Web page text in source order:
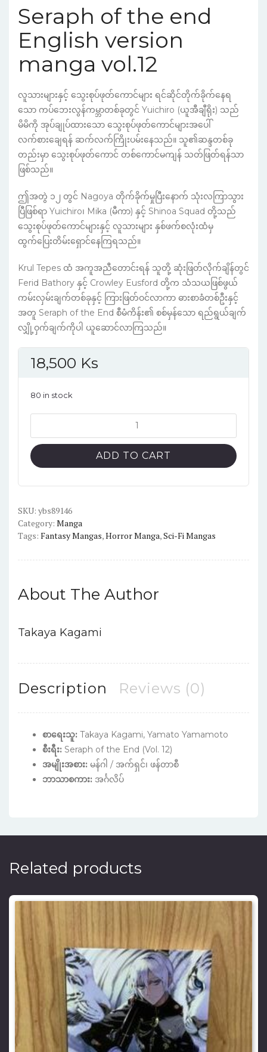
Seraph of the end
English version
manga vol.12
လူသားများနှင့် သွေးစုပ်ဖုတ်ကောင်များ ရင်ဆိုင်တိုက်ခိုက်နေရ
သော ကပ်ဘေးလွန်ကမ္ဘာတစ်ခုတွင် Yuichiro (ယူအီချီရိုး) သည်
မိမိကို အုပ်ချုပ်ထားသော သွေးစုပ်ဖုတ်ကောင်များအပေါ်
လက်စားချေရန် ဆက်လက်ကြိုးပမ်းနေသည်။ သူ၏ဆန္ဒတစ်ခု
တည်းမှာ သွေးစုပ်ဖုတ်ကောင် တစ်ကောင်မကျန် သတ်ဖြတ်ရန်သာ
ဖြစ်သည်။
ဤအတွဲ ၁၂ တွင် Nagoya တိုက်ခိုက်မှုပြီးနောက် သုံးလကြာသွား
ပြီဖြစ်ရာ Yuichiro၊ Mika (မီကာ) နှင့် Shinoa Squad တို့သည်
သွေးစုပ်ဖုတ်ကောင်များနှင့် လူသားများ နှစ်ဖက်စလုံးထံမှ
ထွက်ပြေးတိမ်းရှောင်နေကြရသည်။
Krul Tepes ထံ အကူအညီတောင်းရန် သူတို့ ဆုံးဖြတ်လိုက်ချိန်တွင်
Ferid Bathory နှင့် Crowley Eusford တို့က သံသယဖြစ်ဖွယ်
ကမ်းလှမ်းချက်တစ်ခုနှင့် ကြားဖြတ်ဝင်လာကာ ဓားစာခံတစ်ဦးနှင့်
အတူ Seraph of the End စီမံကိန်း၏ စစ်မှန်သော ရည်ရွယ်ချက်
လျှို့ဝှက်ချက်ကိုပါ ယူဆောင်လာကြသည်။
18,500 Ks
80 in stock
of
the
end
manga
vol.12
quantity
ADD TO CART
SKU: ybs89146
Category: Manga
Tags: Fantasy Mangas,Horror Manga,Sci-Fi Mangas
About The Author
Takaya Kagami
Description Reviews (0)
စာရေးသူ: Takaya Kagami, Yamato Yamamoto
စီးရီး: Seraph of the End (Vol. 12)
အမျိုးအစား: မန်ဂါ / အက်ရှင်၊ ဖန်တာစီ
ဘာသာစကား: အင်္ဂလိပ်
Related products